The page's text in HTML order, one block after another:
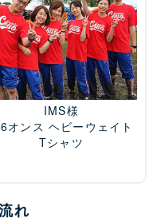
IMS様
オンス ヘビーウェイト
Tシャツ
れ